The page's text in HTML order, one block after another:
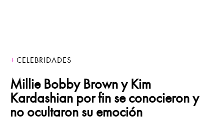
CELEBRIDADES
Millie Bobby Brown y Kim
Kardashian por fin se conocieron y
no ocultaron su emoción